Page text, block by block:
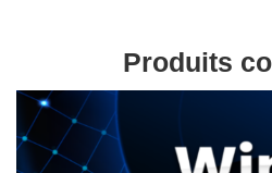
Produits